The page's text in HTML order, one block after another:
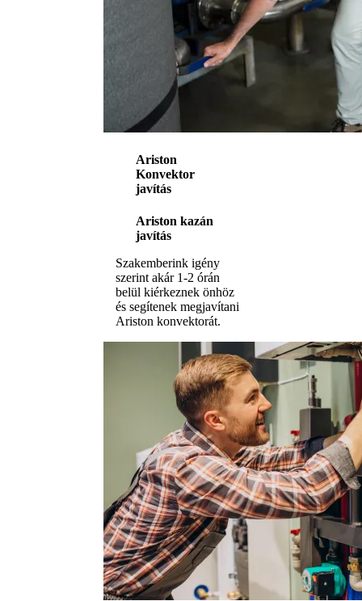
Ariston
Konvektor
javítás
Ariston kazán
javítás
Szakemberink igény
szerint akár 1-2 órán
belül kiérkeznek önhöz
és segítenek megjavítani
Ariston konvektorát.